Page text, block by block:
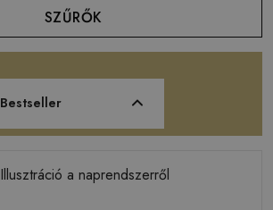
SZŰRŐK
Bestseller